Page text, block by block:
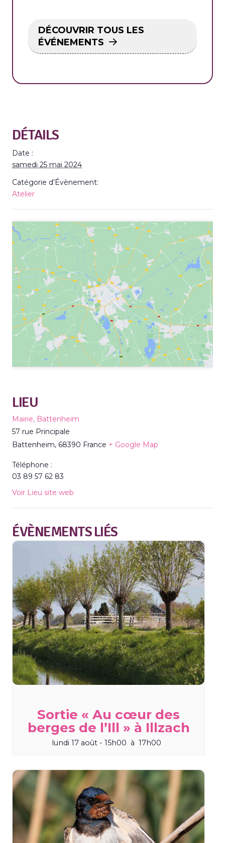
DÉCOUVRIR TOUS LES
ÉVÉNEMENTS
DÉTAILS
Date :
samedi 25 mai 2024
Catégorie d’Évènement:
Atelier
LIEU
Mairie, Battenheim
57 rue Principale
Battenheim, 68390 France + Google Map
Téléphone :
03 89 57 62 83
Voir Lieu site web
ÉVÈNEMENTS LIÉS
Sortie « Au cœur des
berges de l’Ill » à Illzach
lundi 17 août - 15h00 à 17h00